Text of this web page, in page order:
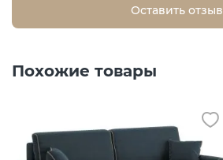
Оставить отзыв
Похожие товары